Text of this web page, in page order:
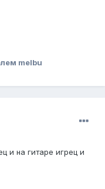
melbu
и на гитаре игрец и